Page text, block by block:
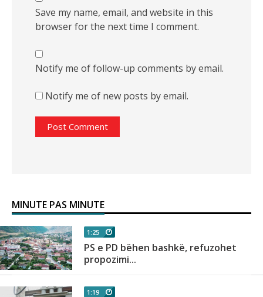
Save my name, email, and website in this
browser for the next time I comment.
Notify me of follow-up comments by email.
Notify me of new posts by email.
MINUTE PAS MINUTE
1:25
PS e PD bëhen bashkë, refuzohet
propozimi...
1:19